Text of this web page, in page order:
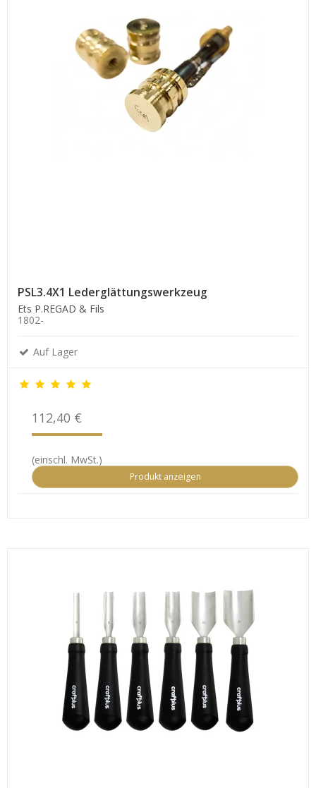
PSL3.4X1 Lederglättungswerkzeug
Ets P.REGAD & Fils
1802-
Auf Lager
112,40 €
(einschl. MwSt.)
Produkt anzeigen